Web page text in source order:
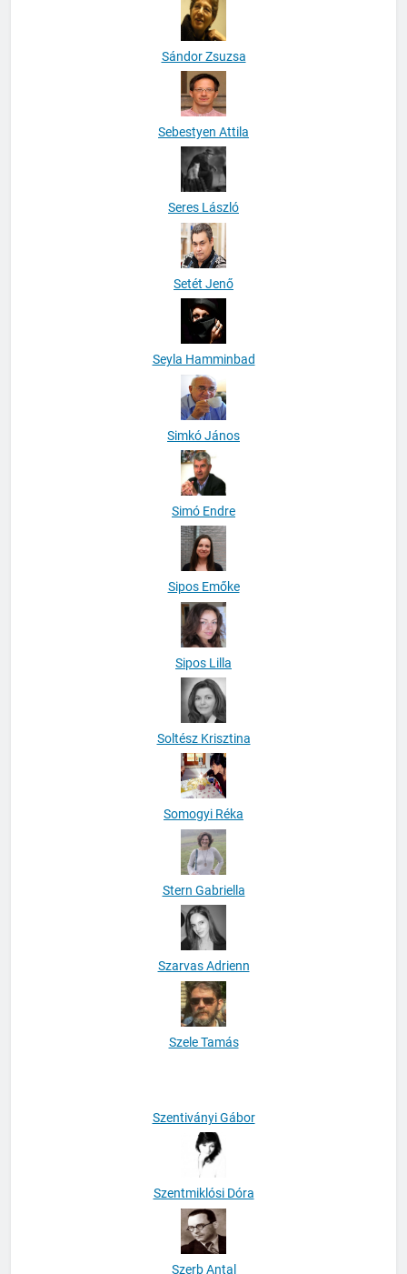
Sándor Zsuzsa
Sebestyen Attila
Seres László
Setét Jenő
Seyla Hamminbad
Simkó János
Simó Endre
Sipos Emőke
Sipos Lilla
Soltész Krisztina
Somogyi Réka
Stern Gabriella
Szarvas Adrienn
Szele Tamás
Szentmiklósi Dóra
Szerb Antal